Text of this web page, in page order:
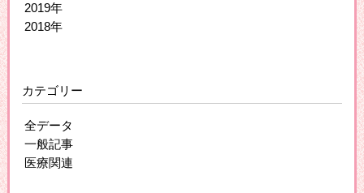
2019年
2018年
カテゴリー
全データ
一般記事
医療関連